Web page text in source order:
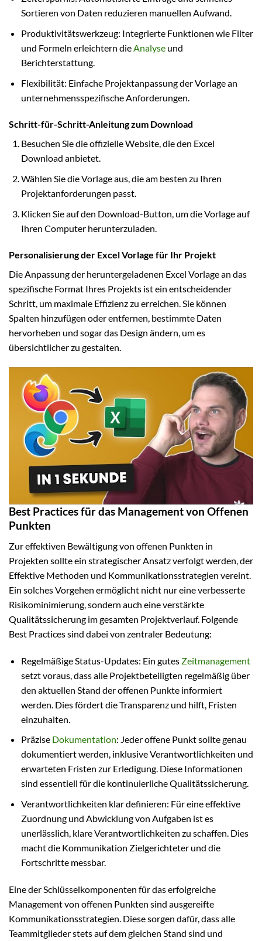
Sortieren von Daten reduzieren manuellen Aufwand.
Produktivitätswerkzeug: Integrierte Funktionen wie Filter
und Formeln erleichtern dieAnalyseund
Berichterstattung.
Flexibilität: Einfache Projektanpassung der Vorlage an
unternehmensspezifische Anforderungen.
Schritt-für-Schritt-Anleitung zum Download
Besuchen Sie die offizielle Website, die den Excel
Download anbietet.
Wählen Sie die Vorlage aus, die am besten zu Ihren
Projektanforderungen passt.
Klicken Sie auf den Download-Button, um die Vorlage auf
Ihren Computer herunterzuladen.
Personalisierung der Excel Vorlage für Ihr Projekt
Die Anpassung der heruntergeladenen Excel Vorlage an das
spezifische Format Ihres Projekts ist ein entscheidender
Schritt, um maximale Effizienz zu erreichen. Sie können
Spalten hinzufügen oder entfernen, bestimmte Daten
hervorheben und sogar das Design ändern, um es
übersichtlicher zu gestalten.
Best Practices für das Management von Offenen
Punkten
Zur effektiven Bewältigung von offenen Punkten in
Projekten sollte ein strategischer Ansatz verfolgt werden, der
Effektive Methoden und Kommunikationsstrategien vereint.
Ein solches Vorgehen ermöglicht nicht nur eine verbesserte
Risikominimierung, sondern auch eine verstärkte
Qualitätssicherung im gesamten Projektverlauf. Folgende
Best Practices sind dabei von zentraler Bedeutung:
Regelmäßige Status-Updates: Ein gutes Zeitmanagement
setzt voraus, dass alle Projektbeteiligten regelmäßig über
den aktuellen Stand der offenen Punkte informiert
werden. Dies fördert die Transparenz und hilft, Fristen
einzuhalten.
Präzise Dokumentation: Jeder offene Punkt sollte genau
dokumentiert werden, inklusive Verantwortlichkeiten und
erwarteten Fristen zur Erledigung. Diese Informationen
sind essentiell für die kontinuierliche Qualitätssicherung.
Verantwortlichkeiten klar definieren: Für eine effektive
Zuordnung und Abwicklung von Aufgaben ist es
unerlässlich, klare Verantwortlichkeiten zu schaffen. Dies
macht die Kommunikation Zielgerichteter und die
Fortschritte messbar.
Eine der Schlüsselkomponenten für das erfolgreiche
Management von offenen Punkten sind ausgereifte
Kommunikationsstrategien. Diese sorgen dafür, dass alle
Teammitglieder stets auf dem gleichen Stand sind und